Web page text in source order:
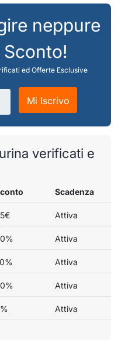
neppure
ed Offerte Esclusive
Mi Iscrivo
verificati e
Scadenza
Attiva
Attiva
Attiva
Attiva
Attiva